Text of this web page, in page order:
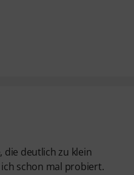
die deutlich zu klein
schon mal probiert.